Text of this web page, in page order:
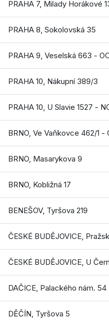
PRAHA 7, Milady Horákové
PRAHA 8, Sokolovská 35
PRAHA
PRAHA 10, Nákupní 389/3
PRAHA 10,
BRNO, Masarykova 9
BRNO, Kobližná 17
BENEŠOV, Tyršova 219
DAČICE, Palackého nám. 54
DĚČÍN, Tyršova 5